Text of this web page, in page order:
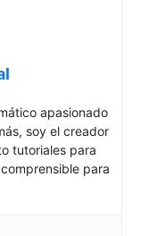
apasionado
soy el creador
tutoriales para
para